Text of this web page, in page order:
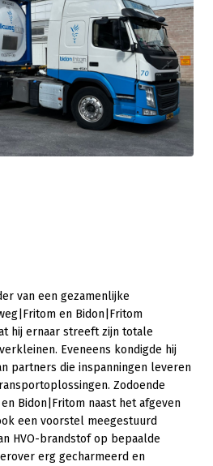
van een gezamenlijke
en Bidon|Fritom
hij ernaar streeft zijn totale
Eveneens kondigde hij
partners die inspanningen leveren
Zodoende
Bidon|Fritom naast het afgeven
een voorstel meegestuurd
HVO-brandstof op bepaalde
erg gecharmeerd en